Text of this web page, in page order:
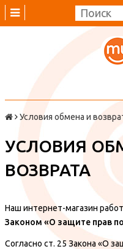
Условия обмена и
УСЛОВИЯ
ВОЗВРАТА
Наш интернет-магазин
Законом «О защите прав
Согласно ст. 25 Закона «О